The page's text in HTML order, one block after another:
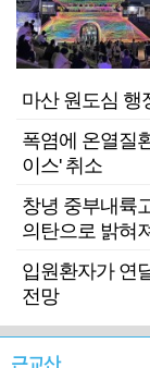
마산 원도심 행
폭염에 온열질
이스' 취소
창녕 중부내륙
의탄으로 밝혀
입원환자가 연
전망
근교산